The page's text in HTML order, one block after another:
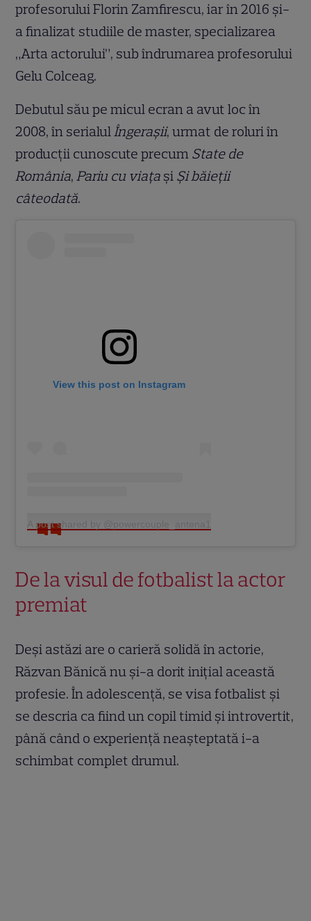
profesorului Florin Zamfirescu, iar în 2016 și-
a finalizat studiile de master, specializarea
„Arta actorului”, sub îndrumarea profesorului
Gelu Colceag.
Debutul său pe micul ecran a avut loc în
2008, în serialulÎngerașii, urmat de roluri în
producții cunoscute precum State de
România,Pariu cu viața și Și băieții
câteodată.
View this post on Instagram
A post shared by @powercouple_antena1
De la visul de fotbalist la actor
premiat
Deși astăzi are o carieră solidă în actorie,
Răzvan Bănică nu și-a dorit inițial această
profesie. În adolescență, se visa fotbalist și
se descria ca fiind un copil timid și introvertit,
până când o experiență neașteptată i-a
schimbat complet drumul.